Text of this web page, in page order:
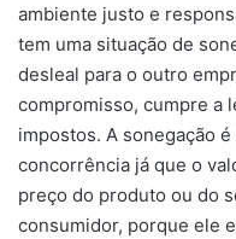
ambiente justo e
tem uma situação de
desleal para o outro
compromisso, cumpre a
impostos. A sonegação
concorrência já que o
preço do produto ou do
consumidor, porque ele